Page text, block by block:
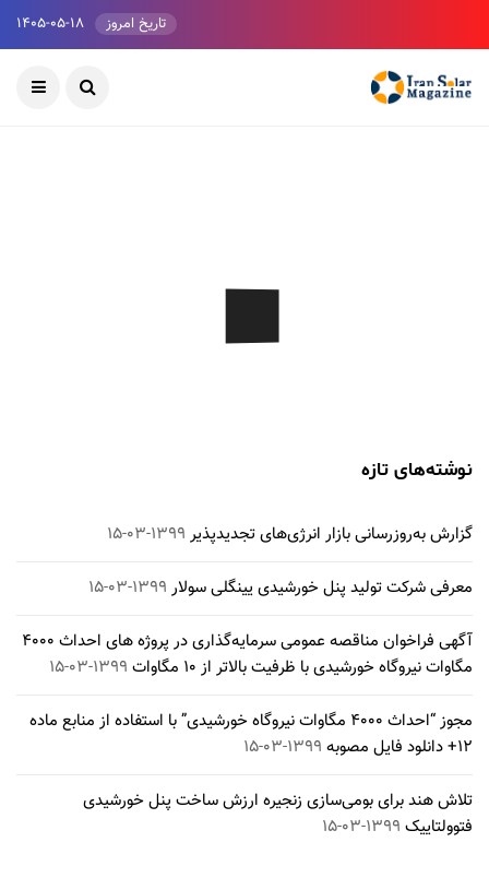
تاریخ امروز ۱۴۰۵-۰۵-۱۸
نوشته‌های تازه
گزارش به‌روزرسانی بازار انرژی‌های تجدیدپذیر ۱۳۹۹-۰۳-۱۵
معرفی شرکت تولید پنل خورشیدی یینگلی سولار ۱۳۹۹-۰۳-۱۵
آگهی فراخوان مناقصه عمومی سرمایه‌گذاری در پروژه های احداث ۴۰۰۰
مگاوات نیروگاه خورشیدی با ظرفیت بالاتر از ۱۰ مگاوات
۱۳۹۹-۰۳-۱۵
مجوز “احداث ۴۰۰۰ مگاوات نیروگاه خورشیدی” با استفاده از منابع ماده
۱۲+ دانلود فایل مصوبه
۱۳۹۹-۰۳-۱۵
تلاش هند برای بومی‌سازی زنجیره ارزش ساخت پنل خورشیدی
فتوولتاییک ۱۳۹۹-۰۳-۱۵